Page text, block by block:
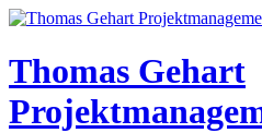
Thomas Gehart